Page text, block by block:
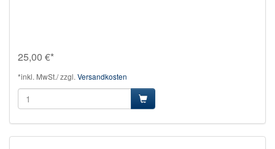
25,00 €*
*inkl. MwSt./ zzgl. Versandkosten